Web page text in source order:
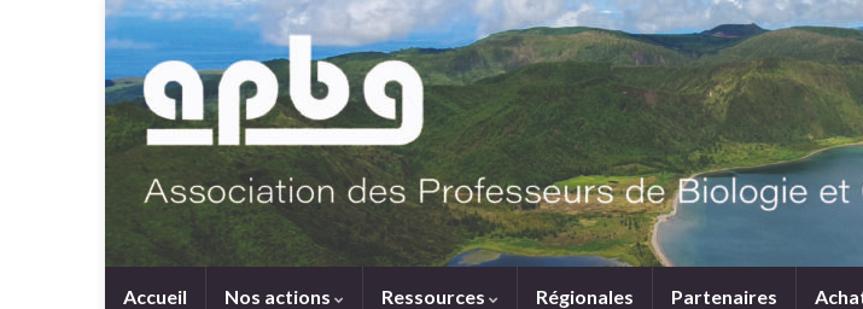
Accueil Nos actions Ressources Régionales Partenaires